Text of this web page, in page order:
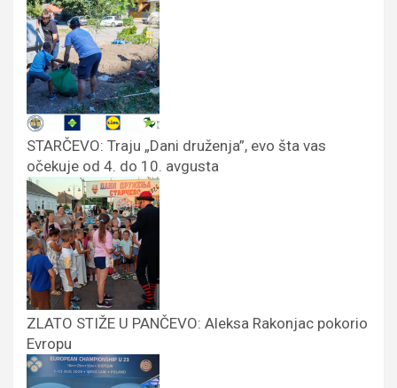
STARČEVO: Traju „Dani druženja”, evo šta vas
očekuje od 4. do 10. avgusta
ZLATO STIŽE U PANČEVO: Aleksa Rakonjac pokorio
Evropu